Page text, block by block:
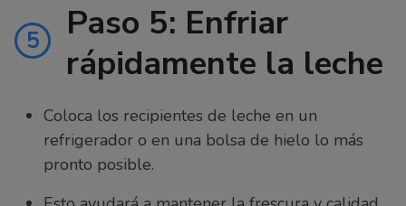
5
Paso 5: Enfriar
rápidamente la leche
Coloca los recipientes de leche en un
refrigerador o en una bolsa de hielo lo más
pronto posible.